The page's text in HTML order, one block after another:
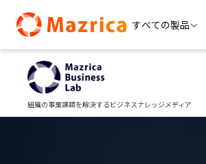
content
すべての製品
組織の事業課題を解決するビジネスナレッジメディア